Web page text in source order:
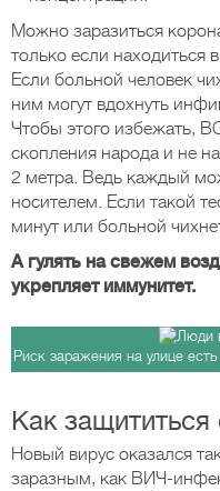
Можно заразиться
только если находиться
Если больной человек
ним могут вдохнуть
Чтобы этого избежать,
скопления народа и не
2 метра. Ведь каждый
носителем. Если такой
минут или больной
А гулять на свежем
укрепляет иммунитет.
Риск заражения на улице
Как
Новый вирус оказался
заразным, как ВИЧ-